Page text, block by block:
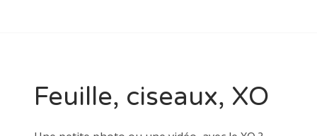
Feuille, ciseaux, XO